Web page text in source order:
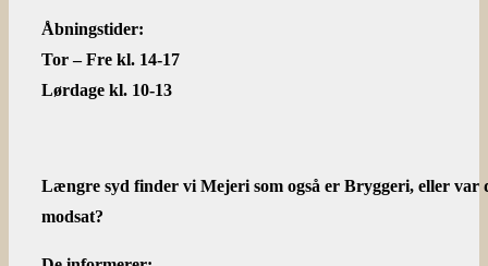
Åbningstider:
Tor – Fre kl. 14-17
Lørdage kl. 10-13
Længre syd finder vi Mejeri som også er Bryggeri, eller var
modsat?